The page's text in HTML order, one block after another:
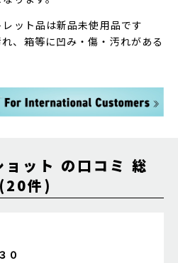
ット品は新品未使用品です
、箱等に凹み・傷・汚れがある
ョット の口コミ 総
件)
０